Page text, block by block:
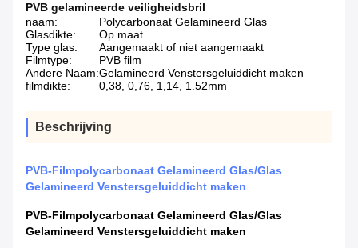
PVB gelamineerde veiligheidsbril
naam:
Polycarbonaat Gelamineerd Glas
Glasdikte:
Op maat
Type glas:
Aangemaakt of niet aangemaakt
Filmtype:
PVB film
Andere Naam:Gelamineerd Venstersgeluiddicht maken
filmdikte:
0,38, 0,76, 1,14, 1.52mm
Beschrijving
PVB-Filmpolycarbonaat Gelamineerd Glas/Glas
Gelamineerd Venstersgeluiddicht maken
PVB-Filmpolycarbonaat Gelamineerd Glas/Glas
Gelamineerd Venstersgeluiddicht maken